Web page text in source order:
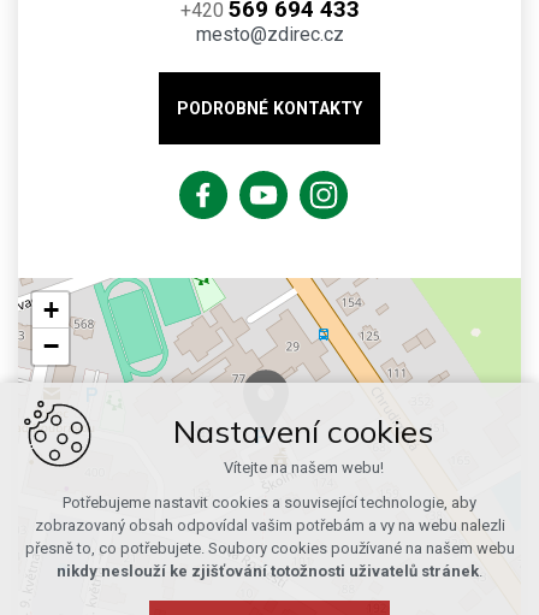
+420 569 694 433
mesto@zdirec.cz
PODROBNÉ KONTAKTY
+
−
Nastavení cookies
Vítejte na našem webu!
Potřebujeme nastavit cookies a související technologie, aby
zobrazovaný obsah odpovídal vašim potřebám a vy na webu nalezli
přesně to, co potřebujete. Soubory cookies používané na našem webu
nikdy neslouží ke zjišťování totožnosti uživatelů stránek.